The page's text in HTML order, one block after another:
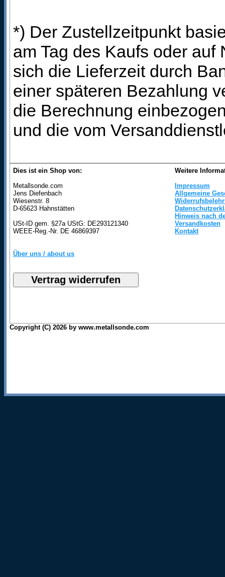
*) Der Zustellzeitpunkt
am Tag des Kaufs oder
sich die Lieferzeit durch
einer späteren Bezahlung
die Berechnung
und die vom
Dies ist ein Shop von:
Metallsonde.com
Jens Diefenbach
Wiesenstr. 8
D-65623 Hahnstätten
USt-ID gem. §27a UStG: DE293121340
WEEE-Reg.-Nr. DE 46869397
Über uns / about us
Weitere
Impressum
Allgemeine
Hinweis nach
Versandkosten
Kontakt
Copyright (C) 2026 by www.metallsonde.com